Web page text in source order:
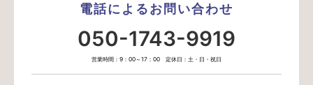
電話によるお問い合わせ
050-1743-9919
営業時間：9：00～17：00 定休日：土・日・祝日